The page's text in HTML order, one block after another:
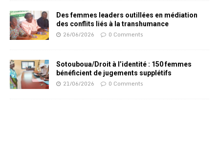
Des femmes leaders outillées en médiation
des conflits liés à la transhumance
26/06/2026 0 Comments
Sotouboua/Droit à l’identité : 150 femmes
bénéficient de jugements supplétifs
21/06/2026 0 Comments